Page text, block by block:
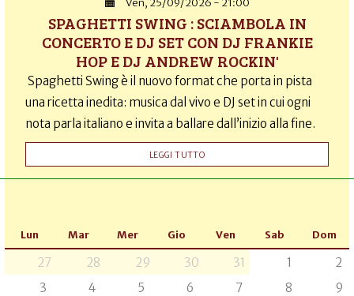
Ven, 25/09/2026 - 21:00
SPAGHETTI SWING : SCIAMBOLA IN
CONCERTO E DJ SET CON DJ FRANKIE
HOP E DJ ANDREW ROCKIN'
Spaghetti Swing è il nuovo format che porta in pista
una ricetta inedita: musica dal vivo e DJ set in cui ogni
nota parla italiano e invita a ballare dall’inizio alla fine.
LEGGI TUTTO
Lun Mar Mer Gio Ven Sab Dom
27 28 29 30 31 1
2
3
4 5 6 7 8
9